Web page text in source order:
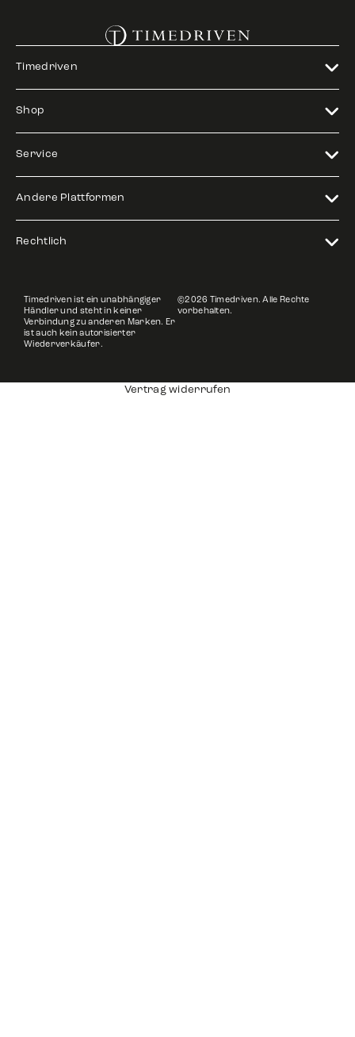
Timedriven
Shop
Service
Andere Plattformen
Rechtlich
Timedriven ist ein unabhängiger
Händler und steht in keiner
Verbindung zu anderen Marken. Er
ist auch kein autorisierter
Wiederverkäufer.
©2026 Timedriven. Alle Rechte
vorbehalten.
Vertrag widerrufen